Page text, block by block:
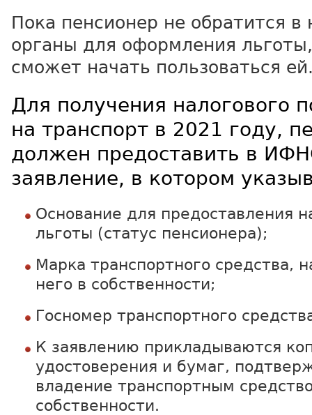
Пока пенсионер не обратится в
органы для оформления
сможет начать пользоваться
Для получения налогового
на транспорт в 2021 году,
должен предоставить в
заявление, в котором
Основание для предоставления
льготы (статус пенсионера);
Марка транспортного средства,
него в собственности;
Госномер транспортного
К заявлению прикладываются
удостоверения и бумаг,
владение транспортным
собственности.